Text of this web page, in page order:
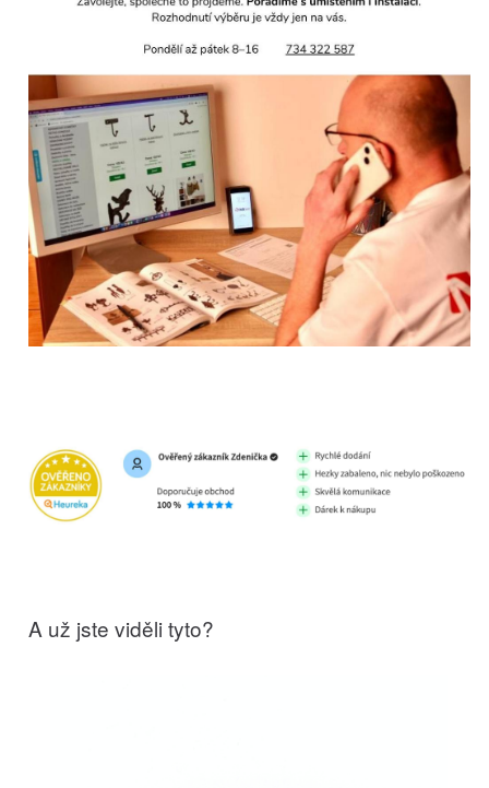
A už jste viděli tyto?